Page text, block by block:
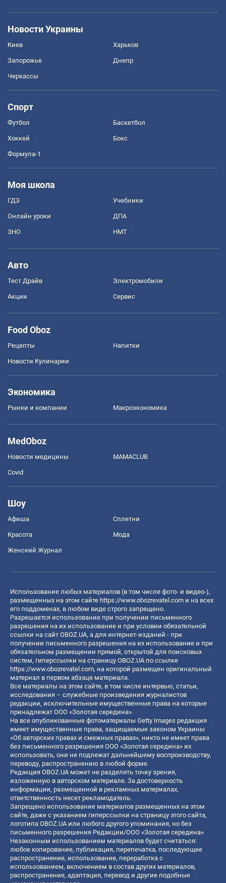
Новости Украины
Киев Харьков
Запорожье Днепр
Черкассы
Спорт
Футбол Баскетбол
Хоккей Бокс
Формула-1
Моя школа
ГДЗ Учебники
Онлайн уроки ДПА
ЗНО НМТ
Авто
Тест Драйв Электромобили
Акции Сервис
Food Oboz
Рецепты Напитки
Новости Кулинарии
Экономика
Рынки и компании Mакроэкономика
MedOboz
Новости медицины MAMACLUB
Covid
Шоу
Афиша Сплетни
Красота Мода
Женский Журнал
Использование любых материалов (в том числе фото- и видео-),
размещенных на этом сайте https://www.obozrevatel.com и на всех
его поддоменах, в любом виде строго запрещено.
Разрешается использование при получении письменного
разрешения на их использование и при условии обязательной
ссылки на сайт OBOZ.UA, а для интернет-изданий - при
получении письменного разрешения на их использование и при
обязательном размещении прямой, открытой для поисковых
систем, гиперссылки на страницу OBOZ.UA по ссылке
https://www.obozrevatel.com, на которой размещен оригинальный
материал в первом абзаце материала.
Все материалы на этом сайте, в том числе интервью, статьи,
исследования – служебные произведения журналистов
редакции, исключительные имущественные права на которые
принадлежат ООО «Золотая середина».
На все опубликованные фотоматериалы Getty Images редакция
имеет имущественные права, защищаемые законом Украины
«Об авторских правах и смежных правах», никто не имеет права
без письменного разрешения ООО «Золотая середина» их
использовать, они не подлежат дальнейшему воспроизводству,
переводу, распространению в любой форме.
Редакция OBOZ.UA может не разделять точку зрения,
изложенную в авторском материале. За достоверность
информации, размещенной в рекламных материалах,
ответственность несет рекламодатель.
Запрещено использование материалов размещенных на этом
сайте, даже с указанием гиперссылки на страницу этого сайта,
логотипа OBOZ.UA или любого другого упоминания, но без
письменного разрешения Редакции/ООО «Золотая середина»
Незаконным использованием материалов будет считаться:
любое копирование, публикация, перепечатка, последующее
распространение, использование, переработка с
использованием, включением в состав других материалов,
распространение, адаптация, перевод и другие подобные